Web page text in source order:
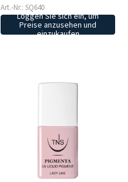
Art.-Nr.: SQ640
Loggen Sie sich ein, um
Preise anzusehen und
einzukaufen